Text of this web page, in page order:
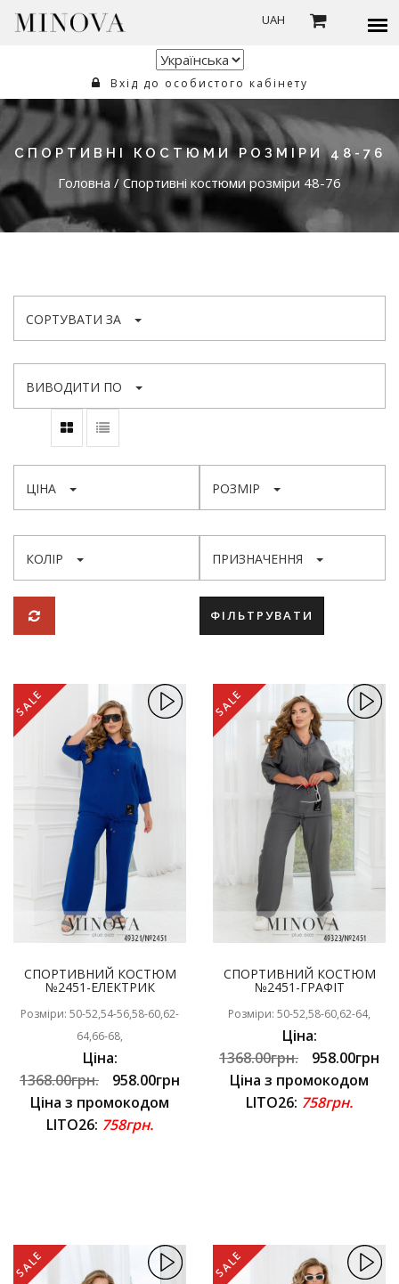
UAH
Вхід до особистого кабінету
СПОРТИВНІ КОСТЮМИ РОЗМІРИ 48-76
Головна / Спортивні костюми розміри 48-76
СОРТУВАТИ ЗА
ВИВОДИТИ ПО
ЦІНА РОЗМІР
КОЛІР ПРИЗНАЧЕННЯ
ФІЛЬТРУВАТИ
SALE
СПОРТИВНИЙ КОСТЮМ
№2451-ЕЛЕКТРИК
Розміри: 50-52,54-56,58-60,62-
64,66-68,
Ціна:
1368.00грн.
958.00грн
Ціна з промокодом
LITO26: 758грн.
SALE
СПОРТИВНИЙ КОСТЮМ
№2451-ГРАФІТ
Розміри: 50-52,58-60,62-64,
Ціна:
1368.00грн.
958.00грн
Ціна з промокодом
LITO26: 758грн.
SALE SALE